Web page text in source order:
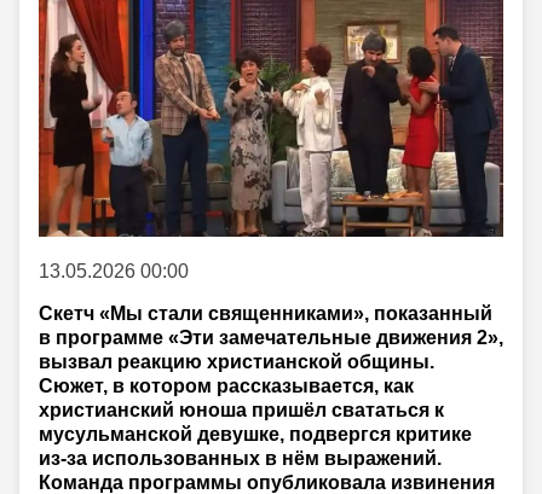
13.05.2026 00:00
Скетч «Мы стали священниками», показанный
в программе «Эти замечательные движения 2»,
вызвал реакцию христианской общины.
Сюжет, в котором рассказывается, как
христианский юноша пришёл свататься к
мусульманской девушке, подвергся критике
из-за использованных в нём выражений.
Команда программы опубликовала извинения